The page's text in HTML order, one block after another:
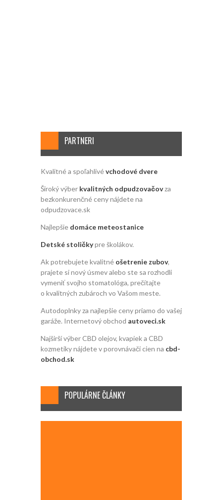
PARTNERI
Kvalitné a spoľahlivévchodové dvere
Široký výber kvalitných odpudzovačovza
bezkonkurenčné ceny nájdete na
odpudzovace.sk
Najlepšie domáce meteostanice
Detské stoličkypre školákov.
Ak potrebujete kvalitné ošetrenie zubov,
prajete si nový úsmev alebo ste sa rozhodli
vymeniť svojho stomatológa, prečítajte
o kvalitných zubároch vo Vašom meste.
Autodoplnky za najlepšie ceny priamo do vašej
garáže. Internetový obchod autoveci.sk
Najširší výber CBD olejov, kvapiek a CBD
kozmetiky nájdete v porovnávači cien na cbd-
obchod.sk
POPULÁRNE ČLÁNKY